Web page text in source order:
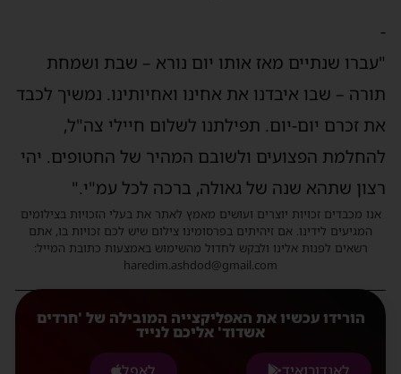
-
"עברו שנתיים מאז אותו יום נורא – שבת ושמחת
תורה – שבו איבדנו את אחינו ואחיותינו. נמשיך לכבד
את זכרם יום-יום. תפילתנו לשלום חיילי צה"ל,
להחלמת הפצועים ולשובם המהיר של החטופים. יהי
רצון שתהא שנה של גאולה, ברכה לכל עמ"י."
אנו מכבדים זכויות יוצרים ועושים מאמץ לאתר את בעלי הזכויות בצילומים
המגיעים לידינו. אם זיהיתים בפרסומינו צילום שיש לכם זכויות בו, אתם
רשאים לפנות אלינו ולבקש לחדול מהשימוש באמצעות כתובת המייל:
haredim.ashdod@gmail.com
הורידו עכשיו את האפליקצייה המובילה של 'חרדים
אשדוד' אליכם לנייד